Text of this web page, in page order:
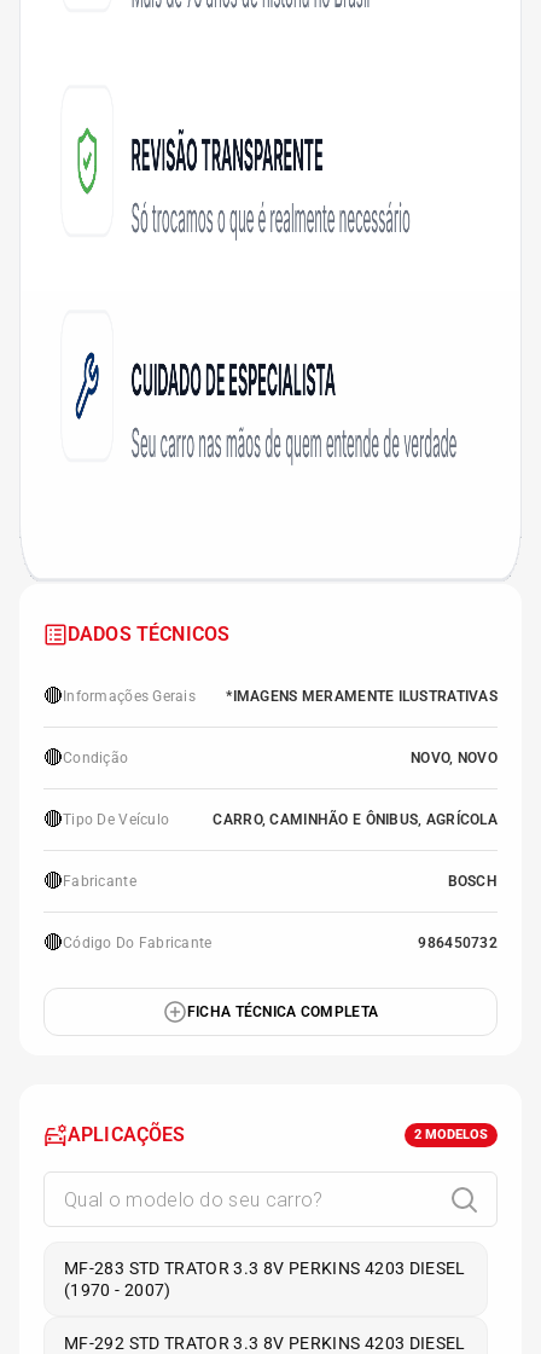
DADOS TÉCNICOS
🔴 Informações Gerais *IMAGENS MERAMENTE ILUSTRATIVAS
🔴Condição NOVO, NOVO
🔴Tipo De Veículo CARRO, CAMINHÃO E ÔNIBUS, AGRÍCOLA
🔴 Fabricante BOSCH
🔴Código Do Fabricante 986450732
FICHA TÉCNICA COMPLETA
APLICAÇÕES 2 MODELOS
MF-283 STD TRATOR 3.3 8V PERKINS 4203 DIESEL
(1970 - 2007)
MF-292 STD TRATOR 3.3 8V PERKINS 4203 DIESEL